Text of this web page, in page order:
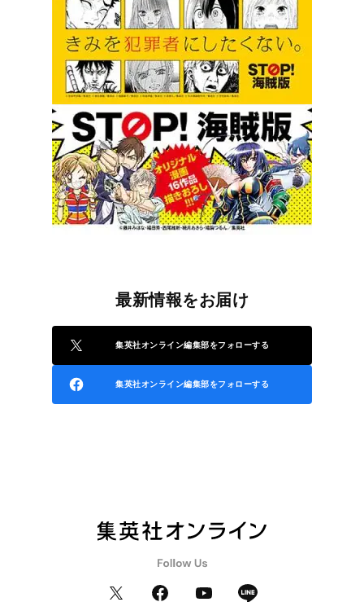
最新情報をお届け
集英社オンライン編集部をフォローする
集英社オンライン編集部をフォローする